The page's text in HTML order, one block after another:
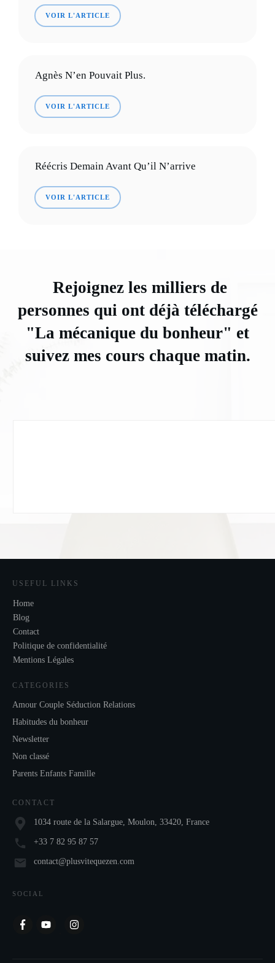
VOIR L'ARTICLE
Agnès N’en Pouvait Plus.
VOIR L'ARTICLE
Réécris Demain Avant Qu’il N’arrive
VOIR L'ARTICLE
Rejoignez les milliers de
personnes qui ont déjà téléchargé
"La mécanique du bonheur" et
suivez mes cours chaque matin.
USEFUL LINKS
Home
Blog
Contact
Politique de confidentialité
Mentions Légales
CATEGORIES
Amour Couple Séduction Relations
Habitudes du bonheur
Newsletter
Non classé
Parents Enfants Famille
CONTACT
1034 route de la Salargue, Moulon, 33420, France
+33 7 82 95 87 57
contact@plusvitequezen.com
SOCIAL